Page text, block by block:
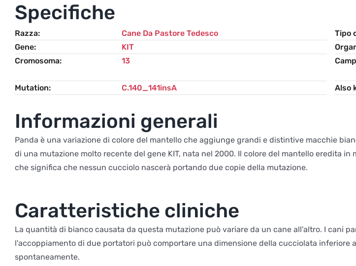
Specifiche
Razza
Cane Da Pastore Tedesco
Gene
KIT
Cromosoma
13
Mutation C.140_141insA
Tipo
Also
Informazioni generali
Panda è una variazione di colore del mantello che aggiunge grandi e distintive macchie
di una mutazione molto recente del gene KIT, nata nel 2000. Il colore del mantello eredita
che significa che nessun cucciolo nascerà portando due copie della mutazione.
Caratteristiche cliniche
La quantità di bianco causata da questa mutazione può variare da un cane all'altro. I cani
l'accoppiamento di due portatori può comportare una dimensione della cucciolata
spontaneamente.